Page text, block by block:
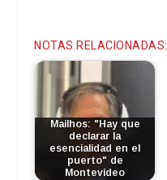
NOTAS RELACIONADAS:
Mailhos: "Hay que
declarar la
esencialidad en el
puerto" de
Montevideo